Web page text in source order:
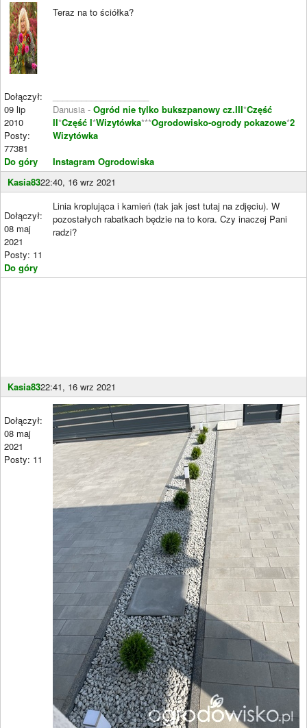
Dołączył:
09 lip
2010
Posty:
77381
Do góry
Teraz na to ściółka?
Danusia - Ogród nie tylko bukszpanowy cz.III*Część
II*Część I*Wizytówka***Ogrodowisko-ogrody pokazowe*2
Wizytówka
Instagram Ogrodowiska
Kasia8322:40, 16 wrz 2021
Dołączył:
08 maj
2021
Posty: 11
Do góry
Linia kroplująca i kamień (tak jak jest tutaj na zdjęciu). W
pozostałych rabatkach będzie na to kora. Czy inaczej Pani
radzi?
Kasia8322:41, 16 wrz 2021
Dołączył:
08 maj
2021
Posty: 11